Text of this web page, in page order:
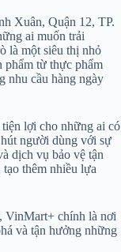
Xuân, Quận 12, TP.
ai muốn trải
là một siêu thị nhỏ
phẩm từ thực phẩm
nhu cầu hàng ngày
lợi cho những ai có
người dùng với sự
dịch vụ bảo vệ tận
thêm nhiều lựa
VinMart+ chính là nơi
và tận hưởng những